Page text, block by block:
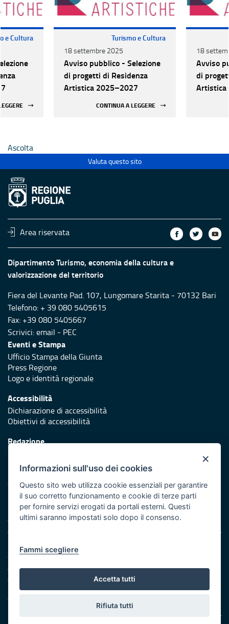
e Cultura
Turismo e Cultura
18 settembre 2025
Avviso pubblico - Selezione
di progetti di Residenza
Artistica 2025–2027
CONTINUA A LEGGERE
18
Avviso
di
Artistica
Ascolta
Valuta questo sito
Area riservata
Dipartimento Turismo, economia della cultura e
valorizzazione del territorio
Fiera del Levante Pad. 107, Lungomare Starita - 70132 Bari
Telefono: + 39 080 5405615
Fax: +39 080 5405667
Scrivici:email - PEC
Eventi e Stampa
Ufficio Stampa della Giunta
Press Regione
Logo e identità regionale
Accessibilità
Dichiarazione di accessibilità
Obiettivi di accessibilità
Redazione
Protezione civile
Vai al sito di Protezione Civile Puglia
Iniziativa finanziata con risorse del POR Puglia 2014/2020 -
Asse XI
Note legali
Cookie e privacy
Amministrazione trasparente
Atti di notifica
Feed RSS
Servizi intranet
×
Informazioni sull'uso dei cookies
Questo sito web utilizza cookie essenziali per garantire
il suo corretto funzionamento e cookie di terze parti
per fornire servizi erogati da portali esterni. Questi
ultimi saranno impostati solo dopo il consenso.
Fammi scegliere
Accetta tutti
Rifiuta tutti